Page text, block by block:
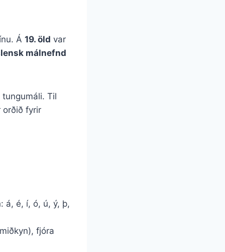
Á 19. öld var
málnefnd
Til
orðið fyrir
á, é, í, ó, ú, ý, þ,
fjóra